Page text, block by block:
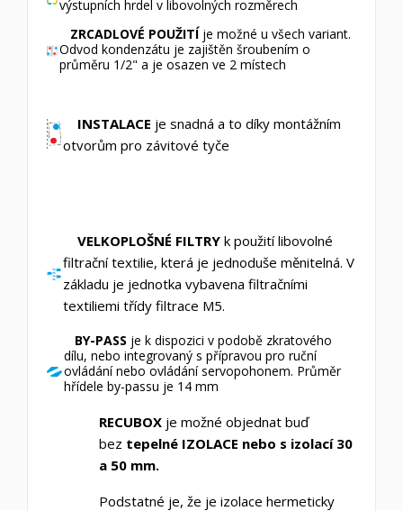
výstupních hrdel v libovolných rozměrech
ZRCADLOVÉ POUŽITÍje možné u všech variant.
Odvod kondenzátu je zajištěn šroubením o
průměru 1/2" a je osazen ve 2 místech
INSTALACE je snadná a to díky montážním
otvorům pro závitové tyče
VELKOPLOŠNÉ FILTRY k použití libovolné
filtrační textilie, která je jednoduše měnitelná. V
základu je jednotka vybavena filtračními
textiliemi třídy filtrace M5.
BY-PASS je k dispozici v podobě zkratového
dílu, nebo integrovaný s přípravou pro ruční
ovládání nebo ovládání servopohonem. Průměr
hřídele by-passu je 14 mm
RECUBOX je možné objednat buď
bez tepelné IZOLACE nebo s izolací 30
a 50 mm.
Podstatné je, že je izolace hermeticky